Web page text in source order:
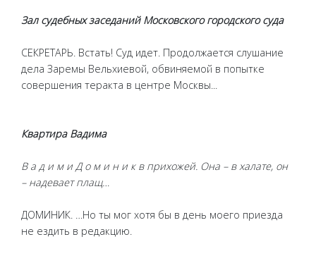
Зал судебных заседаний Московского городского суда
СЕКРЕТАРЬ. Встать! Суд идет. Продолжается слушание
дела Заремы Вельхиевой, обвиняемой в попытке
совершения теракта в центре Москвы...
Квартира Вадима
В а д и м и Д о м и н и к в прихожей. Она – в халате, он
– надевает плащ…
ДОМИНИК. …Но ты мог хотя бы в день моего приезда
не ездить в редакцию.